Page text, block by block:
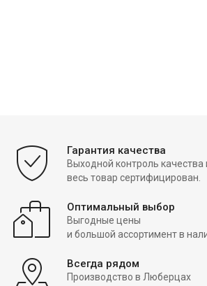
Гарантия качества
Выходной контроль качества
весь товар сертифицирован.
Оптимальный выбор
Выгодные цены
и большой ассортимент в
Всегда рядом
Производство в Люберцах